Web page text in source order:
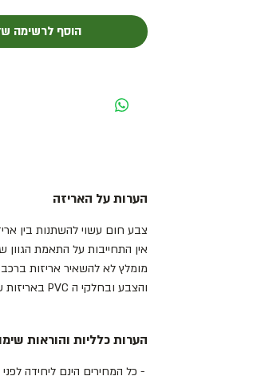
הוסף לרשימה
הערות על האריזה
צבע חום עשוי להשתנות בין
אין התחייבות על התאמת
מומלץ לא להשאיר אריזות
והצבע ובחלקי ה PVC באריזות שיש.
הערות כלליות והוראות
- כל המחירים הינם ליחידה